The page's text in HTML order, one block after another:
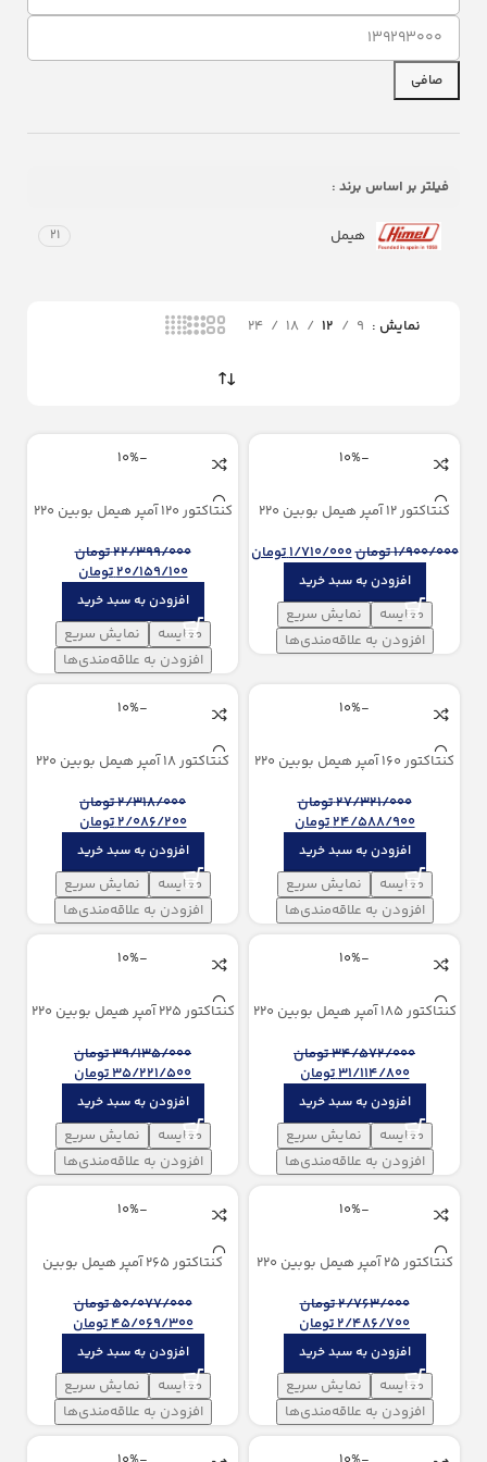
صافی
فیلتر بر اساس برند :
هیمل 21
نمایش 9
12
18
24
-10%
کنتاکتور 12 آمپر هيمل بوبین 220
1/900/000تومان1/710/000تومان
افزودن به سبد خرید
مقایسه
نمایش سریع
افزودن به علاقه‌مندی‌ها
-10%
کنتاکتور 120 آمپر هيمل بوبین 220
22/399/000تومان
20/159/100تومان
افزودن به سبد خرید
مقایسه
نمایش سریع
افزودن به علاقه‌مندی‌ها
-10%
کنتاکتور 160 آمپر هيمل بوبین 220
27/321/000تومان
24/588/900تومان
افزودن به سبد خرید
مقایسه
نمایش سریع
افزودن به علاقه‌مندی‌ها
-10%
کنتاکتور 18 آمپر هيمل بوبین 220
2/318/000تومان
2/086/200تومان
افزودن به سبد خرید
مقایسه
نمایش سریع
افزودن به علاقه‌مندی‌ها
-10%
کنتاکتور 185 آمپر هيمل بوبین 220
34/572/000تومان
31/114/800تومان
افزودن به سبد خرید
مقایسه
نمایش سریع
افزودن به علاقه‌مندی‌ها
-10%
کنتاکتور 225 آمپر هيمل بوبین 220
39/135/000تومان
35/221/500تومان
افزودن به سبد خرید
مقایسه
نمایش سریع
افزودن به علاقه‌مندی‌ها
-10%
کنتاکتور 25 آمپر هيمل بوبین 220
2/763/000تومان
2/486/700تومان
افزودن به سبد خرید
مقایسه
نمایش سریع
افزودن به علاقه‌مندی‌ها
-10%
کنتاکتور 265 آمپر هيمل بوبین
50/077/000تومان
45/069/300تومان
افزودن به سبد خرید
مقایسه
نمایش سریع
افزودن به علاقه‌مندی‌ها